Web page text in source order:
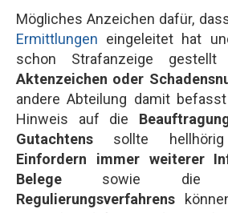
Mögliches Anzeichen dafür,
Ermittlungen eingeleitet hat
schon Strafanzeige
Aktenzeichen oder
andere Abteilung damit
Hinweis auf die
Gutachtens sollte
Einfordern immer weiterer
Belege sowie
Regulierungsverfahrens